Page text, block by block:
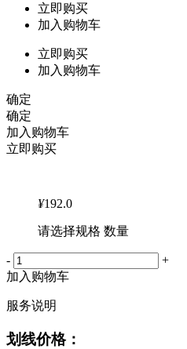
立即购买
加入购物车
立即购买
加入购物车
确定
确定
加入购物车
立即购买
¥192.0
请选择规格 数量
-
+
加入购物车
服务说明
划线价格：